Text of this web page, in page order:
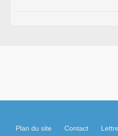
Plan du site Contact